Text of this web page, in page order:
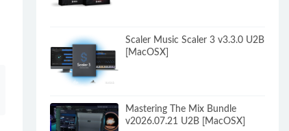
Scaler Music Scaler 3 v3.3.0 U2B
[MacOSX]
Mastering The Mix Bundle
v2026.07.21 U2B [MacOSX]